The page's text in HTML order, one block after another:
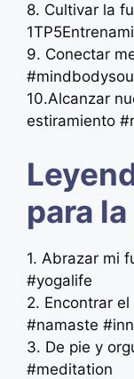
8. Cultivar la
9. Conectar
10.Alcanzar
estiramiento
para
1. Abrazar mi
#yogalife
2. Encontrar
#namaste
3. De pie y
#meditation